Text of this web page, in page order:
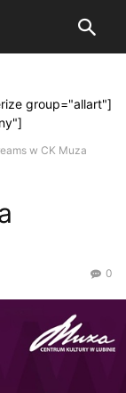
group="allart"]
w CK Muza
0